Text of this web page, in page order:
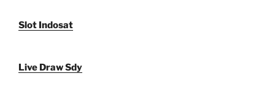
Slot Indosat
Live Draw Sdy